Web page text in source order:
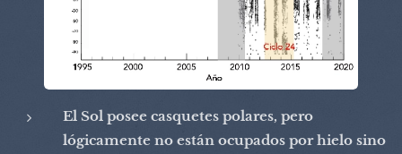
El Sol posee casquetes polares, pero
lógicamente no están ocupados por hielo sino